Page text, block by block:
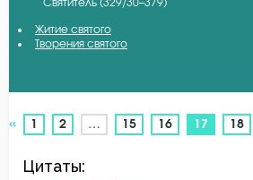
Атеизм
Авва Дорофей
Авва Исайя (Скитский)
Авва Феона
Авва Филимон
Аврелий Августин
Святитель (329/30–379)
Житие святого
Творения святого
« 1 2 … 15 16 17 (current)
18
Цитаты: